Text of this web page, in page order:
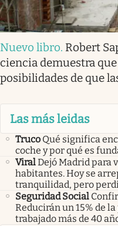
Nuevo libro. Robert
ciencia demuestra
posibilidades de que
Las más leidas
Truco Qué significa
coche y por qué es
ViralDejó Madrid para
habitantes. Hoy se
tranquilidad, pero
Seguridad Social
Reducirán un 15% de
trabajado más de 40